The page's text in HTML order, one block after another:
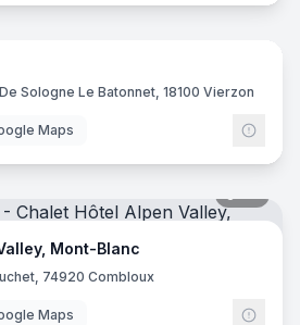
8
Sologne Le Batonnet, 18100 Vierzon
Maps
Mont-Blanc
74920 Combloux
Maps